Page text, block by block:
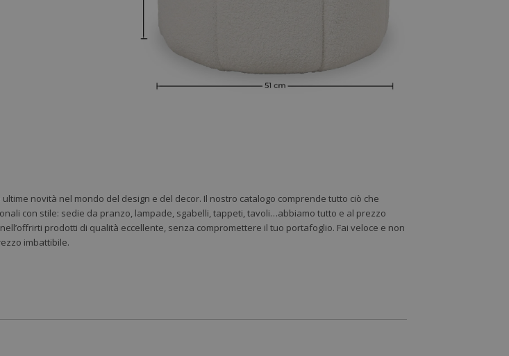
novità nel mondo del design e del decor. Il nostro catalogo comprende tutto ciò che
con stile: sedie da pranzo, lampade, sgabelli, tappeti, tavoli…abbiamo tutto e al prezzo
prodotti di qualità eccellente, senza compromettere il tuo portafoglio. Fai veloce e non
imbattibile.